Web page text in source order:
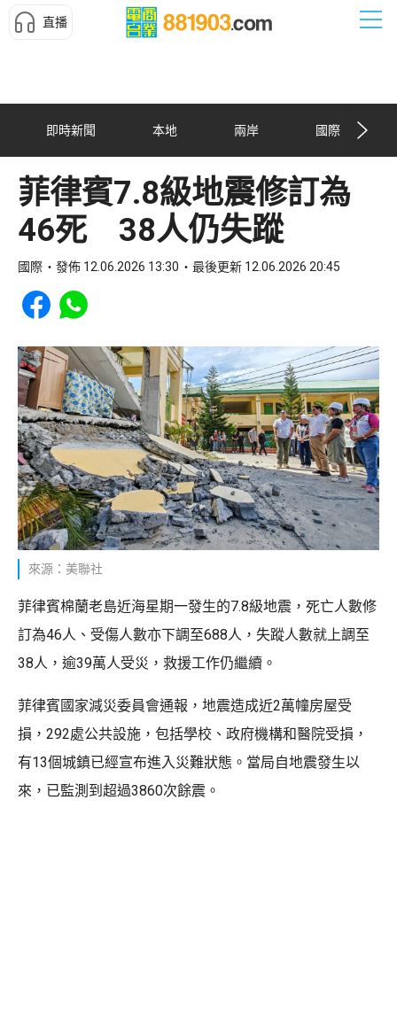
直播
即時新聞 本地 兩岸 國際
菲律賓7.8級地震修訂為
46死 38人仍失蹤
國際 發佈 12.06.2026 13:30 最後更新 12.06.2026 20:45
Share to Facebook
Share to WhatsApp
來源：美聯社
菲律賓棉蘭老島近海星期一發生的7.8級地震，死亡人數修
訂為46人、受傷人數亦下調至688人，失蹤人數就上調至
38人，逾39萬人受災，救援工作仍繼續。
菲律賓國家減災委員會通報，地震造成近2萬幢房屋受
損，292處公共設施，包括學校、政府機構和醫院受損，
有13個城鎮已經宣布進入災難狀態。當局自地震發生以
來，已監測到超過3860次餘震。